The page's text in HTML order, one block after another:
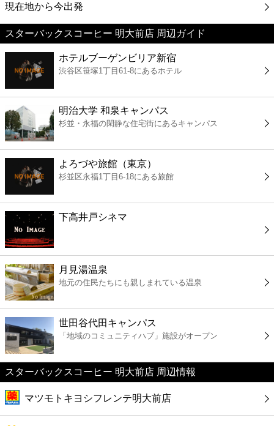
映画
美容
コンビニ
薬局
スーパー
エンタメ
レジャー
書店
ファミレス
ファーストフード
カフェ
ショッピング
銀行
現在地から今出発
スターバックスコーヒー 明大前店 周辺ガイド
ホテルブーゲンビリア新宿
渋谷区笹塚1丁目61-8にあるホテル
明治大学 和泉キャンパス
杉並・永福の閑静な住宅街にあるキャンパス
よろづや旅館（東京）
杉並区永福1丁目6-18にある旅館
下高井戸シネマ
月見湯温泉
地元の住民たちにも親しまれている温泉
世田谷代田キャンパス
「地域のコミュニティハブ」施設がオープン
スターバックスコーヒー 明大前店 周辺情報
マツモトキヨシフレンテ明大前店